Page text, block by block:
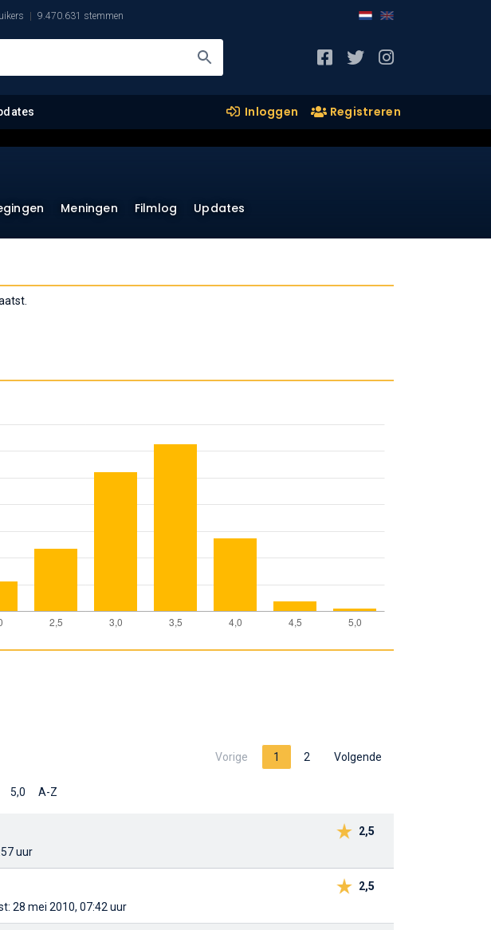
9.470.631 stemmen
Inloggen Registreren
Meningen Filmlog Updates
Vorige 1 2 Volgende
5,0 A-Z
2,5
uur
2,5
28 mei 2010, 07:42 uur